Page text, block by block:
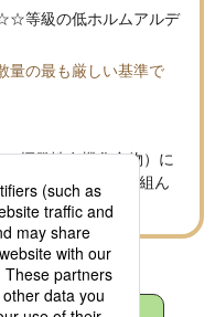
等級の低ホルムアルデ
の最も厳しい基準で
揮発性有機化合物）に
本に、削減に取り組ん